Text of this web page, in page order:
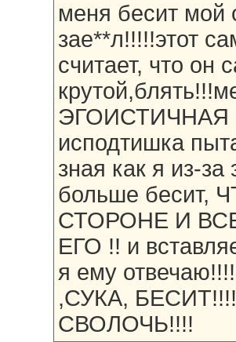
меня бесит мой
зае**л!!!!!этот
считает, что он
ЭГОИСТИЧНАЯ
исподтишка
зная как я из-
больше бесит,
СТОРОНЕ И
ЕГО !! и
я ему
,СУКА,
СВОЛОЧЬ!!!!